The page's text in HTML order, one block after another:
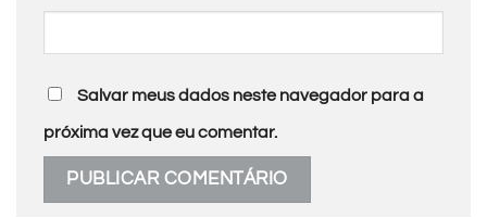
Salvar meus dados neste navegador para a
próxima vez que eu comentar.